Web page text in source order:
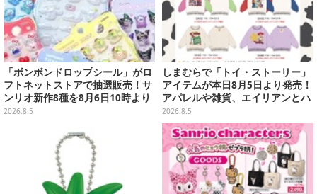
「ボンボンドロップシール」がロ
フトネットストアで抽選販売！サ
ンリオ新作8種を8月6日10時より
受付開始
2026.8.5
しまむらで「トイ・ストーリー」
アイテムが本日8月5日より発売！
アパレルや雑貨、エイリアンとハ
ムのダイカットクッションなど盛
りだくさん
2026.8.5